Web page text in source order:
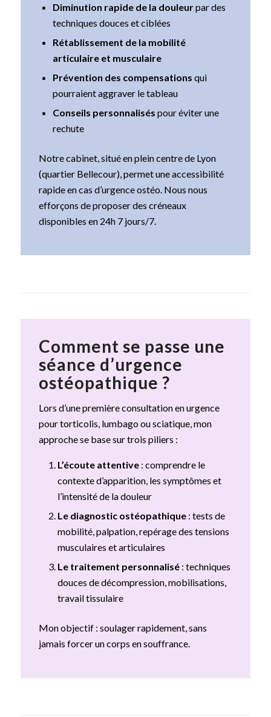
Diminution rapide de la douleurpar des
techniques douces et ciblées
Rétablissement de la mobilité
articulaire et musculaire
Prévention des compensations qui
pourraient aggraver le tableau
Conseils personnalisés pour éviter une
rechute
Notre cabinet, situé en plein centre de Lyon
(quartier Bellecour), permet une accessibilité
rapide en cas d’urgence ostéo. Nous nous
efforçons de proposer des créneaux
disponibles en 24h 7 jours/7.
Comment se passe une
séance d’urgence
ostéopathique ?
Lors d’une première consultation en urgence
pour torticolis, lumbago ou sciatique, mon
approche se base sur trois piliers :
L’écoute attentive: comprendre le
contexte d’apparition, les symptômes et
l’intensité de la douleur
Le diagnostic ostéopathique: tests de
mobilité, palpation, repérage des tensions
musculaires et articulaires
Le traitement personnalisé: techniques
douces de décompression, mobilisations,
travail tissulaire
Mon objectif : soulager rapidement, sans
jamais forcer un corps en souffrance.